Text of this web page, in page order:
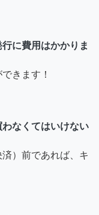
に費用はかかりま
きます！
なくてはいけない
）前であれば、キ